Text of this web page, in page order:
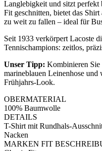
Langlebigkeit und sitzt perfekt
Fit geschnitten, bietet das
zu weit zu fallen – ideal für
Seit 1933 verkörpert Lacoste
Tennischampions: zeitlos,
Unser Tipp: Kombinieren Sie
marineblauen Leinenhose und
Frühjahrs-Look.
OBERMATERIAL
100% Baumwolle
DETAILS
T-Shirt mit Rundhals-
Nacken
MARKEN FIT